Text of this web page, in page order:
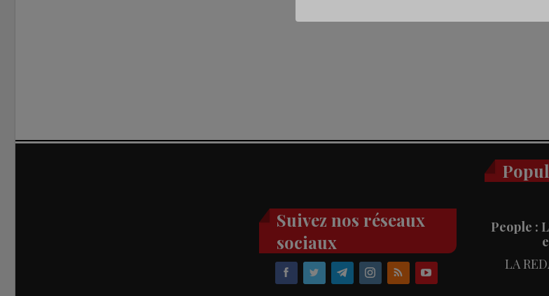
Suivez nos réseaux
sociaux
People :